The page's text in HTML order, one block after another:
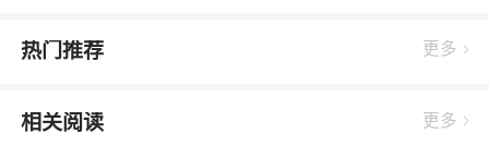
热门推荐 更多
相关阅读 更多